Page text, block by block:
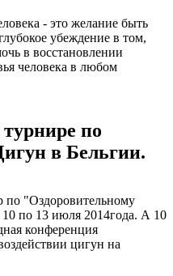
- это желание быть
убеждение в том,
в восстановлении
человека в любом
по
в Бельгии.
"Оздоровительному
по 13 июля 2014года. А 10
конференция
цигун на